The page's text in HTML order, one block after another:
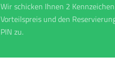
Wir schicken Ihnen 2
Vorteilspreis und den
PIN zu.